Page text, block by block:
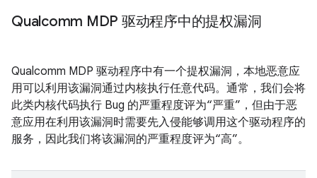
Qualcomm MDP 驱动程序中的提权漏洞
Qualcomm MDP 驱动程序中有一个提权漏洞，本地恶意应
用可以利用该漏洞通过内核执行任意代码。通常，我们会将
此类内核代码执行 Bug 的严重程度评为“严重”，但由于恶
意应用在利用该漏洞时需要先入侵能够调用这个驱动程序的
服务，因此我们将该漏洞的严重程度评为“高”。